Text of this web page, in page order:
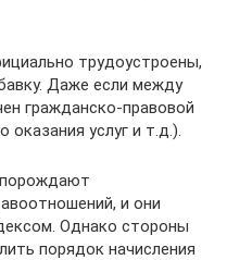
трудоустроены,
Даже если между
гражданско-правовой
услуг и т.д.).
порождают
и они
Однако стороны
порядок начисления